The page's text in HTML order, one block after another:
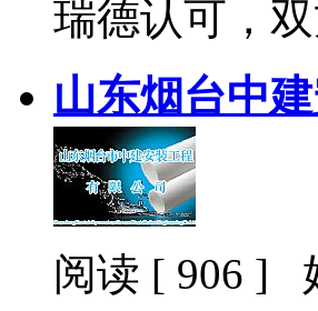
瑞德认可，
山东烟台中
阅读 [ 906 ]